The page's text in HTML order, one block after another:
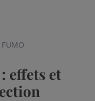
FUMO
effets et